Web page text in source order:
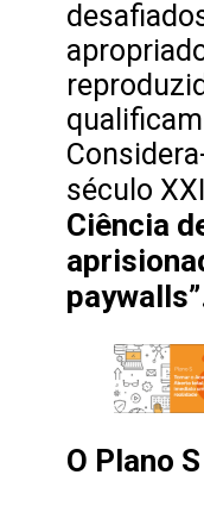
século XXI
Ciência
O Plano